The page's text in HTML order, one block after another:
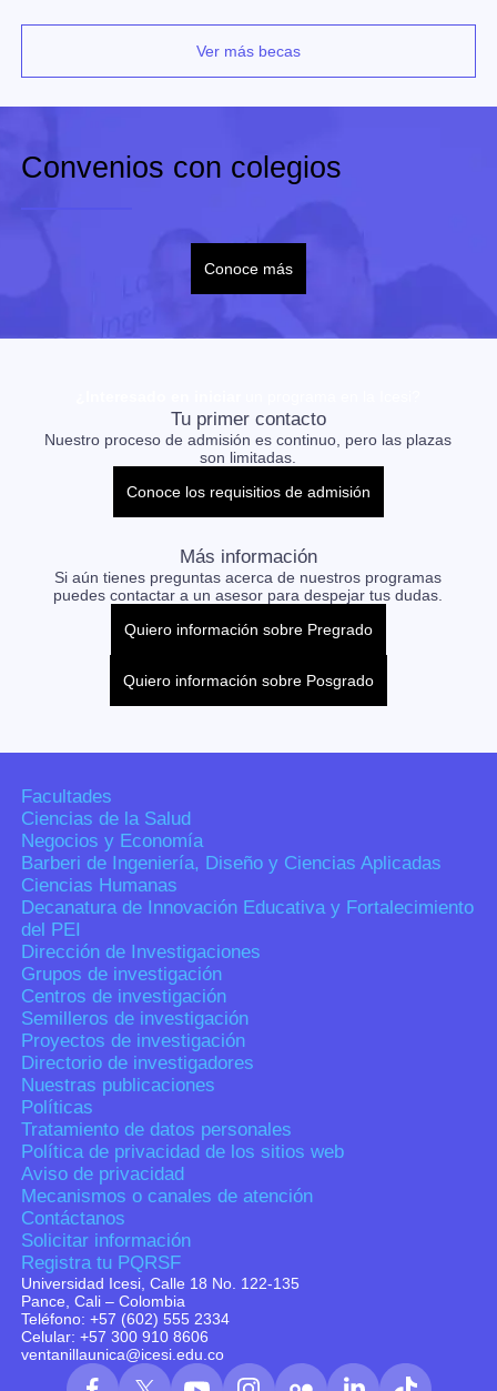
Ver más becas
Convenios con colegios
Conoce más
Tu primer contacto
Nuestro proceso de admisión es continuo, pero las plazas
son limitadas.
Conoce los requisitios de admisión
Más información
Si aún tienes preguntas acerca de nuestros programas
puedes contactar a un asesor para despejar tus dudas.
Quiero información sobre Pregrado
Quiero información sobre Posgrado
Universidad Icesi, Calle 18 No. 122-135
Pance, Cali – Colombia
Teléfono: +57 (602) 555 2334
Celular: +57 300 910 8606
ventanillaunica@icesi.edu.co
Facultades
Ciencias de la Salud
Negocios y Economía
Barberi de Ingeniería, Diseño y Ciencias Aplicadas
Ciencias Humanas
Decanatura de Innovación Educativa y Fortalecimiento
del PEI
Dirección de Investigaciones
Grupos de investigación
Centros de investigación
Semilleros de investigación
Proyectos de investigación
Directorio de investigadores
Nuestras publicaciones
Políticas
Tratamiento de datos personales
Política de privacidad de los sitios web
Aviso de privacidad
Mecanismos o canales de atención
Contáctanos
Solicitar información
Registra tu PQRSF